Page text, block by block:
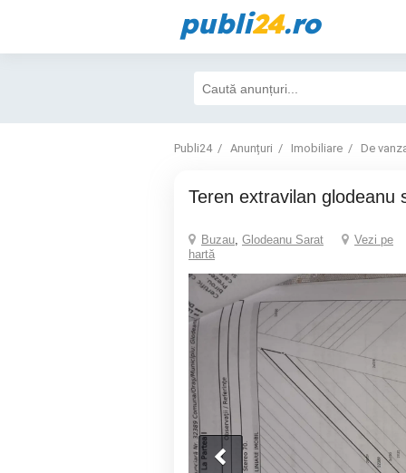
publi24.ro
Publi24 Anunțuri Imobiliare De
teren extravilan glodeanu
Buzau, Glodeanu Sarat
Vezi pe
hartă